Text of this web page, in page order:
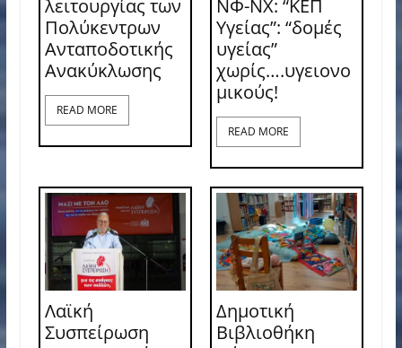
λειτουργίας των
Πολύκεντρων
Ανταποδοτικής
Ανακύκλωσης
READ MORE
ΝΦ-ΝΧ: “ΚΕΠ
Υγείας”: “δομές
υγείας”
χωρίς….υγειονο
μικούς!
READ MORE
Λαϊκή
Συσπείρωση
Δημοτική
Βιβλιοθήκη